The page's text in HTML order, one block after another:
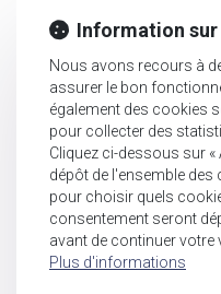
Information
Nous avons recours à
assurer le bon
également des cookies
pour collecter des
Cliquez ci-dessous sur «
dépôt de l'ensemble des
pour choisir quels
consentement seront
avant de continuer votre
Plus d'informations